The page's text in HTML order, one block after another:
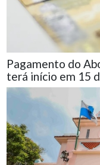
Pagamento do
terá início em 15